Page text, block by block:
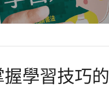
學習技巧的